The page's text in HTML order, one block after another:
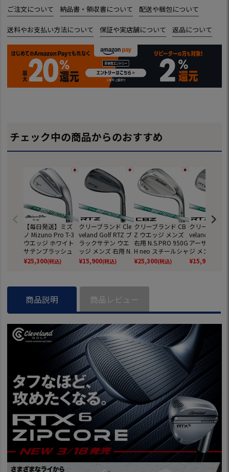
ご注文について 納品書・領収書について 配送や梱包について
送料やお支払い方法について 保証や実店舗について 返品について
チェック中の商品からのおすすめ
【毎日発送】ミズ
ノ Mizuno Pro T-3
ウエッジ ホワイト
サテンブラッシュ
仕上げ メンズ 右用
N.S.PRO 950 GH ne
品
¥25,300(税込)
クリーブランド Cle
veland Golf RTZ ブ
ラックサテン ウエ
ッジ メンズ 右用 N.
S.PRO 950GH neo
ゴルフ クラブ 日本
¥15,900(税込)
クリーブランド CB
Z ウエッジ メンズ
右用 N.S.PRO 950G
H neo スチールシャ
フト Cleveland 日
本正規品 ゴルフク
¥25,300(税込)
クリーブラン
veland Golf
アーサテン ウ
ジ メンズ 右
PRO 950GH
ルフ クラブ
¥15,900
商品説明 商品レビュー